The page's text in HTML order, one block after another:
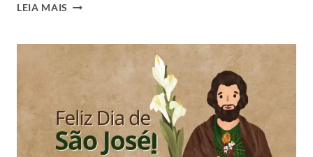
LEIA MAIS LEMBRANCINHAS
110
PRESENTEAR
+
TUTORIAIS
FÁCEIS